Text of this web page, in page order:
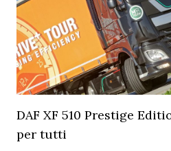
DAF XF 510 Prestige
per tutti